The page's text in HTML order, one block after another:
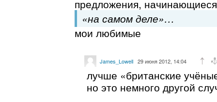
предложения,
«на самом деле»…
мои любимые
James_Lowell 29 июня 2012, 14:04
лучше «британские
но это немного другой